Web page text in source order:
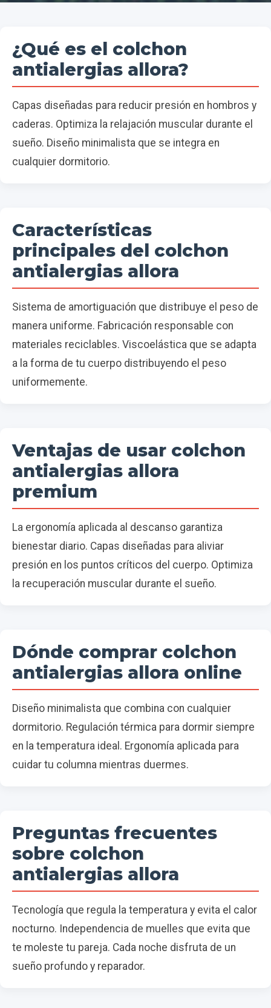
¿Qué es el colchon
antialergias allora?
Capas diseñadas para reducir presión en hombros y
caderas. Optimiza la relajación muscular durante el
sueño. Diseño minimalista que se integra en
cualquier dormitorio.
Características
principales del colchon
antialergias allora
Sistema de amortiguación que distribuye el peso de
manera uniforme. Fabricación responsable con
materiales reciclables. Viscoelástica que se adapta
a la forma de tu cuerpo distribuyendo el peso
uniformemente.
Ventajas de usar colchon
antialergias allora
premium
La ergonomía aplicada al descanso garantiza
bienestar diario. Capas diseñadas para aliviar
presión en los puntos críticos del cuerpo. Optimiza
la recuperación muscular durante el sueño.
Dónde comprar colchon
antialergias allora online
Diseño minimalista que combina con cualquier
dormitorio. Regulación térmica para dormir siempre
en la temperatura ideal. Ergonomía aplicada para
cuidar tu columna mientras duermes.
Preguntas frecuentes
sobre colchon
antialergias allora
Tecnología que regula la temperatura y evita el calor
nocturno. Independencia de muelles que evita que
te moleste tu pareja. Cada noche disfruta de un
sueño profundo y reparador.